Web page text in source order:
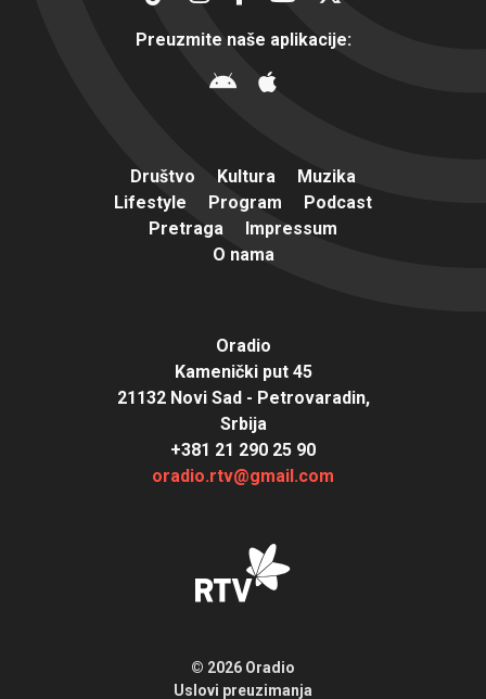
Preuzmite naše aplikacije:
Društvo Kultura
Muzika
Lifestyle
Program
Podcast
Pretraga
Impressum
O nama
Oradio
Kamenički put 45
21132 Novi Sad - Petrovaradin,
Srbija
+381 21 290 25 90
oradio.rtv@gmail.com
© 2026 Oradio
Uslovi preuzimanja